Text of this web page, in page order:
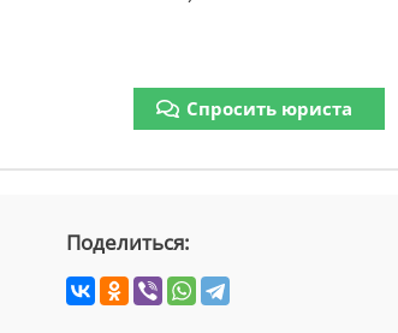
Спросить юриста
Поделиться: